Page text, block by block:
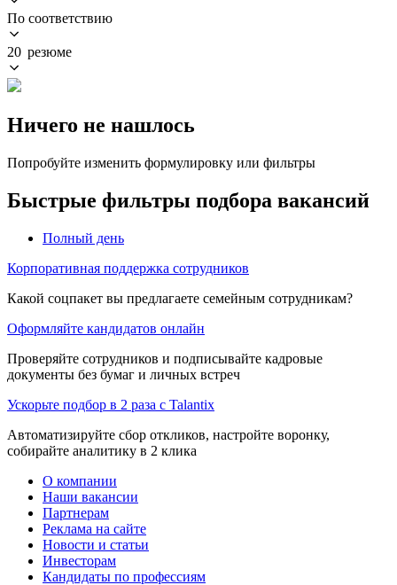
По соответствию
20 резюме
Ничего не нашлось
Попробуйте изменить формулировку или фильтры
Быстрые фильтры подбора вакансий
Полный день
Корпоративная поддержка сотрудников
Какой соцпакет вы предлагаете семейным сотрудникам?
Оформляйте кандидатов онлайн
Проверяйте сотрудников и подписывайте кадровые
документы без бумаг и личных встреч
Ускорьте подбор в 2 раза с Talantix
Автоматизируйте сбор откликов, настройте воронку,
собирайте аналитику в 2 клика
О компании
Наши вакансии
Партнерам
Реклама на сайте
Новости и статьи
Инвесторам
Кандидаты по профессиям